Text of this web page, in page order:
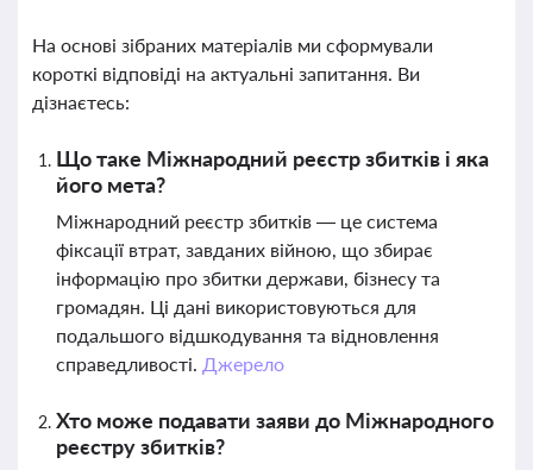
На основі зібраних матеріалів ми сформували
короткі відповіді на актуальні запитання. Ви
дізнаєтесь:
Що таке Міжнародний реєстр збитків і яка
його мета?
Міжнародний реєстр збитків — це система
фіксації втрат, завданих війною, що збирає
інформацію про збитки держави, бізнесу та
громадян. Ці дані використовуються для
подальшого відшкодування та відновлення
справедливості. Джерело
Хто може подавати заяви до Міжнародного
реєстру збитків?